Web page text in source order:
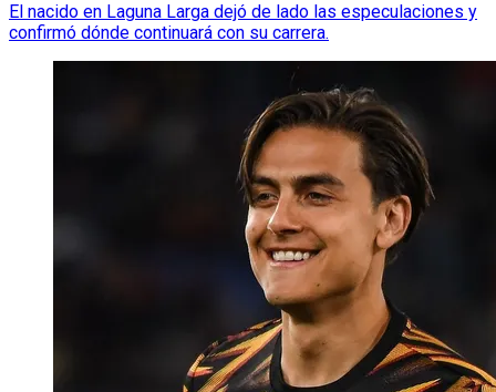
El nacido en Laguna Larga dejó de lado las especulaciones y
confirmó dónde continuará con su carrera.